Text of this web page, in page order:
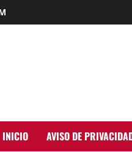
INICIO AVISO DE